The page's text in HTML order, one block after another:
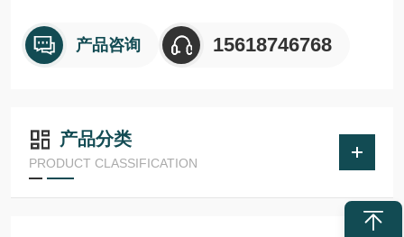
产品咨询 15618746768
产品分类
PRODUCT CLASSIFICATION